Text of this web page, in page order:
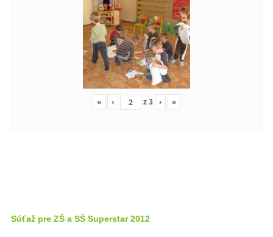
« ‹ z3 › »
Súťaž pre ZŠ a SŠ Superstar 2012